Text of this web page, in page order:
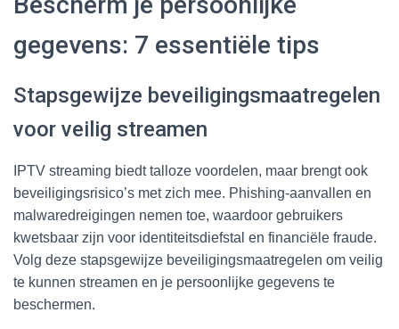
gegevens: 7 essentiële tips
Stapsgewijze beveiligingsmaatregelen
voor veilig streamen
IPTV streaming biedt talloze voordelen, maar brengt ook
beveiligingsrisico’s met zich mee. Phishing-aanvallen en
malwaredreigingen nemen toe, waardoor gebruikers
kwetsbaar zijn voor identiteitsdiefstal en financiële fraude.
Volg deze stapsgewijze beveiligingsmaatregelen om veilig
te kunnen streamen en je persoonlijke gegevens te
beschermen.